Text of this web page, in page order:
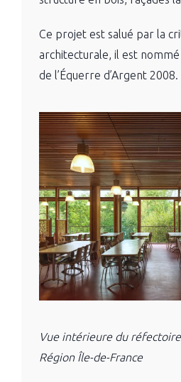
Ce projet est salué par la
architecturale, il est
de l’Équerre d’Argent 2008.
Vue intérieure du
Région Île-de-France